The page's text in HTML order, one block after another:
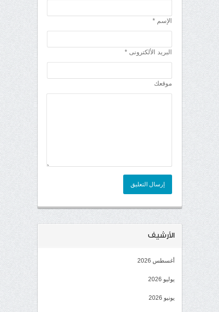
الإسم *
البريد الألكترونى *
موقعك
إرسال التعليق
الأرشيف
أغسطس 2026
يوليو 2026
يونيو 2026